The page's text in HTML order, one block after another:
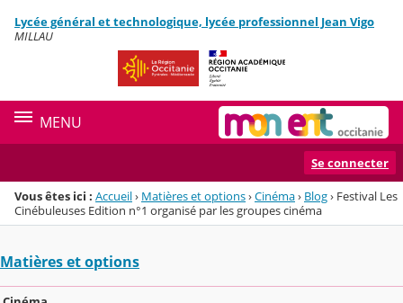
Menu de la rubrique
Contenu
Lycée général et technologique, lycée professionnel Jean Vigo
MILLAU
MENU
Se connecter
Vous êtes ici : Accueil› Matières et options›Cinéma› Blog› Festival Les
Cinébuleuses Edition n°1 organisé par les groupes cinéma
Matières et options